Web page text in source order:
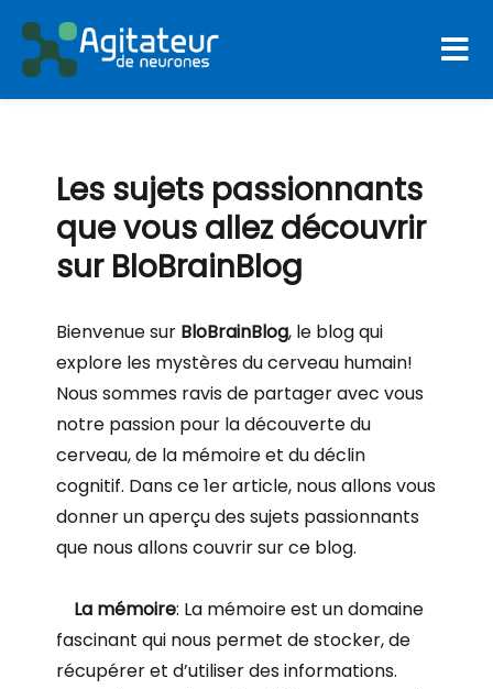
Agitateur De Neurones
Les sujets passionnants
que vous allez découvrir
sur BloBrainBlog
Bienvenue sur BloBrainBlog, le blog qui
explore les mystères du cerveau humain!
Nous sommes ravis de partager avec vous
notre passion pour la découverte du
cerveau, de la mémoire et du déclin
cognitif. Dans ce 1er article, nous allons vous
donner un aperçu des sujets passionnants
que nous allons couvrir sur ce blog.
La mémoire: La mémoire est un domaine
fascinant qui nous permet de stocker, de
récupérer et d’utiliser des informations.